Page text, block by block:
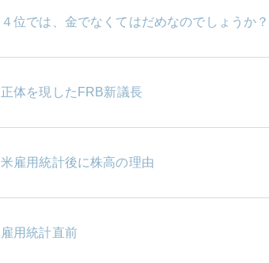
４位では、金でなくてはだめなのでしょうか？
正体を現したFRB新議長
米雇用統計後に株高の理由
雇用統計直前